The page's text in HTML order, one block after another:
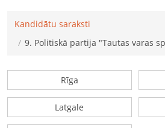
Kandidātu saraksti
9. Politiskā partija "Tautas varas
Rīga
Latgale